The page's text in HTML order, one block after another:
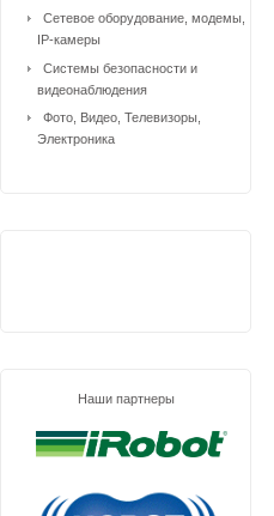
Сетевое оборудование, модемы,
IP-камеры
Системы безопасности и
видеонаблюдения
Фото, Видео, Телевизоры,
Электроника
Наши партнеры